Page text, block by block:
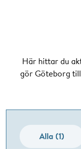
Här hittar du
gör Göteborg
Alla (1)